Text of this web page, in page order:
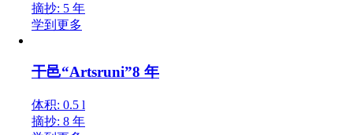
摘抄: 5 年
学到更多
干邑“Artsruni”8 年
体积: 0.5 l
摘抄: 8 年